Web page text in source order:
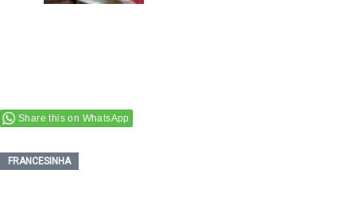
Share this on WhatsApp
FRANCESINHA